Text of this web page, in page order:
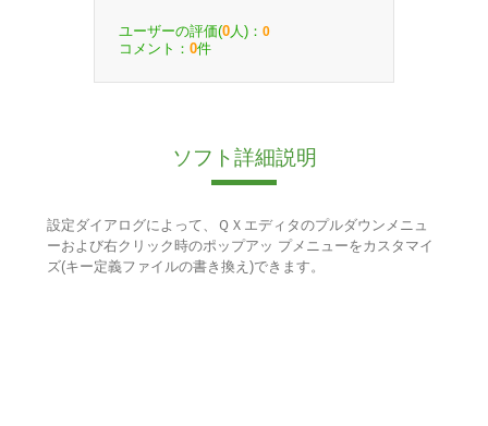
ユーザーの評価(0 人)： 0
コメント： 0件
ソフト詳細説明
設定ダイアログによって、ＱＸエディタのプルダウンメニュ
ーおよび右クリック時のポップアッ プメニューをカスタマイ
ズ(キー定義ファイルの書き換え)できます。